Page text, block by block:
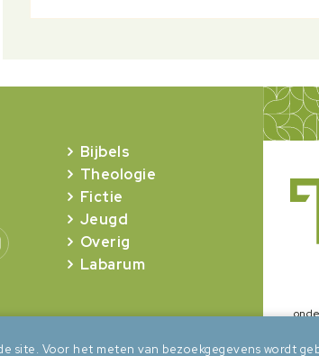
Bijbels
Theologie
Fictie
Jeugd
Overig
Labarum
site. Voor het meten van bezoekgegevens wordt